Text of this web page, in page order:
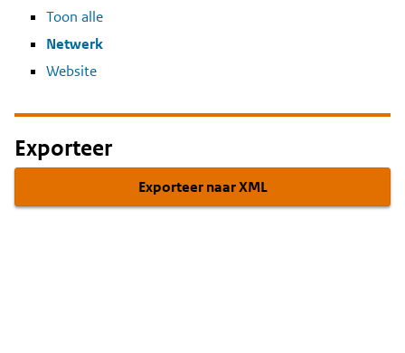
Toon alle
Netwerk
Website
Exporteer
Exporteer naar XML